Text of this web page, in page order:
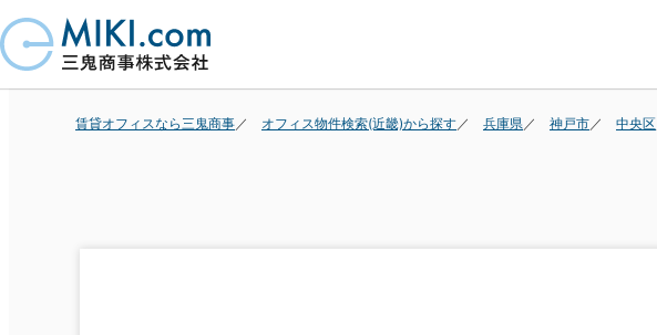
賃貸オフィスなら三鬼商事 オフィス物件検索(近畿)から探す 兵庫県 神戸市 中央区